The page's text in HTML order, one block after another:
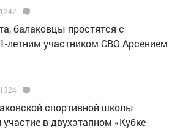
1242
балаковцы простятся с
летним участником СВО Арсением
1324
спортивной школы
в двухэтапном «Кубке